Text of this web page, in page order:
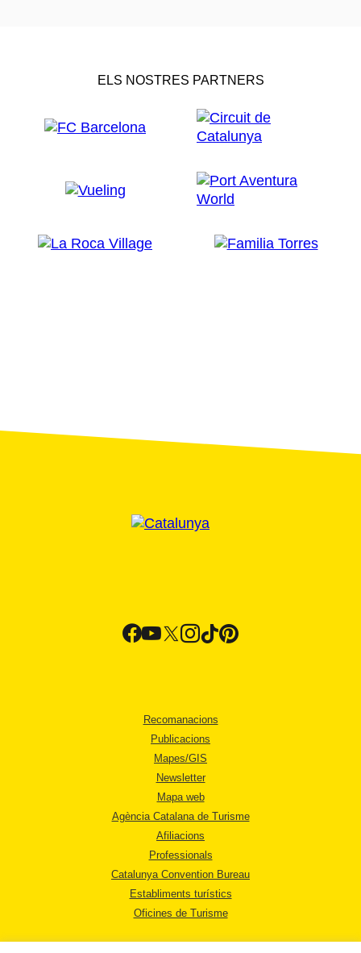
ELS NOSTRES PARTNERS
Recomanacions
Publicacions
Mapes/GIS
Newsletter
Mapa web
Agència Catalana de Turisme
Afiliacions
Professionals
Catalunya Convention Bureau
Establiments turístics
Oficines de Turisme